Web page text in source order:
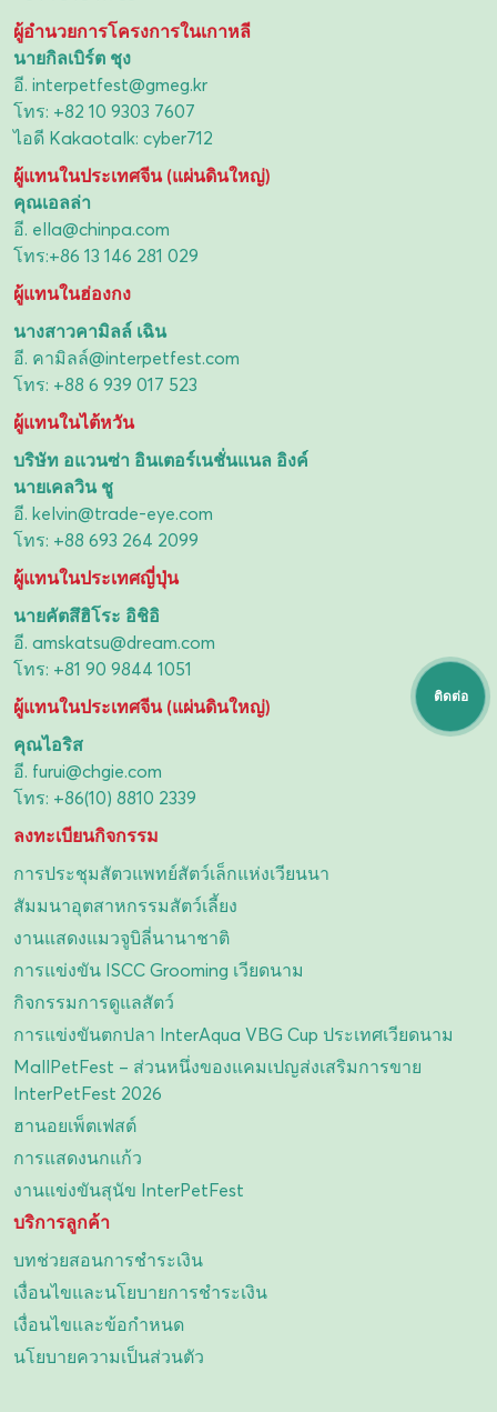
ผู้อำนวยการโครงการในเกาหลี
นายกิลเบิร์ต ชุง
อี. interpetfest@gmeg.kr
โทร: +82 10 9303 7607
ไอดี Kakaotalk: cyber712
ผู้แทนในประเทศจีน (แผ่นดินใหญ่)
คุณเอลล่า
อี. ella@chinpa.com
โทร:+86 13 146 281 029
ผู้แทนในฮ่องกง
นางสาวคามิลล์ เฉิน
อี. คามิลล์@interpetfest.com
โทร: +88 6 939 017 523
ผู้แทนในไต้หวัน
บริษัท อแวนซ่า อินเตอร์เนชั่นแนล อิงค์
นายเคลวิน ชู
อี. kelvin@trade-eye.com
โทร: +88 693 264 2099
ผู้แทนในประเทศญี่ปุ่น
นายคัตสึฮิโระ อิชิอิ
อี. amskatsu@dream.com
โทร: +81 90 9844 1051
ผู้แทนในประเทศจีน (แผ่นดินใหญ่)
คุณไอริส
อี. furui@chgie.com
โทร: +86(10) 8810 2339
ลงทะเบียนกิจกรรม
การประชุมสัตวแพทย์สัตว์เล็กแห่งเวียนนา
สัมมนาอุตสาหกรรมสัตว์เลี้ยง
งานแสดงแมวจูบิลี่นานาชาติ
การแข่งขัน ISCC Grooming เวียดนาม
กิจกรรมการดูแลสัตว์
การแข่งขันตกปลา InterAqua VBG Cup ประเทศเวียดนาม
MallPetFest – ส่วนหนึ่งของแคมเปญส่งเสริมการขาย
InterPetFest 2026
ฮานอยเพ็ตเฟสต์
การแสดงนกแก้ว
งานแข่งขันสุนัข InterPetFest
บริการลูกค้า
บทช่วยสอนการชำระเงิน
เงื่อนไขและนโยบายการชำระเงิน
เงื่อนไขและข้อกำหนด
นโยบายความเป็นส่วนตัว
ติดต่อ